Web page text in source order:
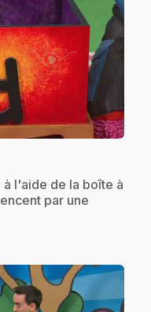
l'aide de la boîte à
par une